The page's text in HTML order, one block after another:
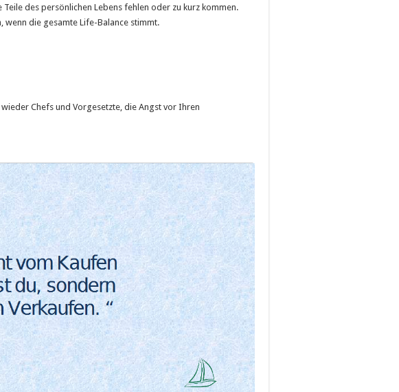
des persönlichen Lebens fehlen oder zu kurz kommen.
wenn die gesamte Life-Balance stimmt.
Chefs und Vorgesetzte, die Angst vor Ihren